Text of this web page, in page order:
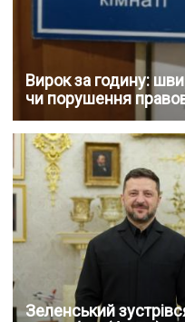
Вирок за годину:
чи порушення
Зеленський